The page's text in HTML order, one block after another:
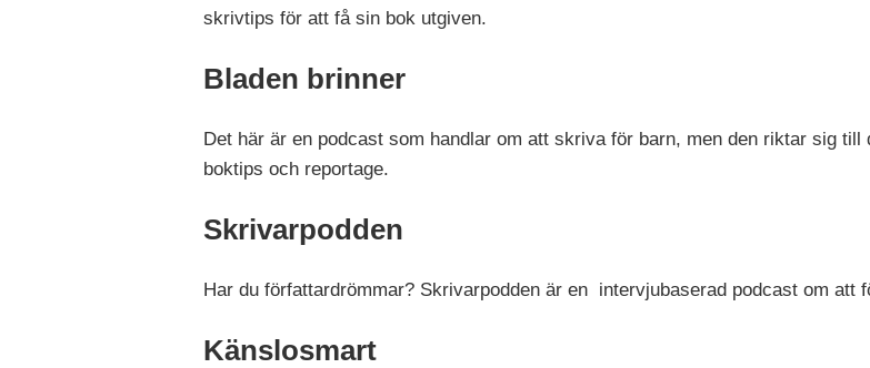
skrivtips för att få sin bok utgiven.
Bladen brinner
Det här är en podcast som handlar om att skriva för barn, men den riktar sig
boktips och reportage.
Skrivarpodden
Har du författardrömmar? Skrivarpodden är en intervjubaserad podcast om att
Känslosmart